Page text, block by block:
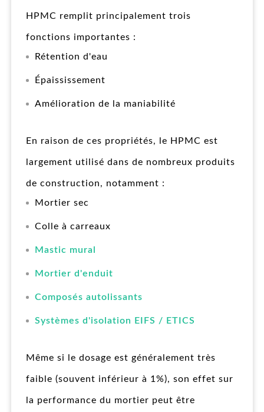
HPMC remplit principalement trois
fonctions importantes :
Rétention d'eau
Épaississement
Amélioration de la maniabilité
En raison de ces propriétés, le HPMC est
largement utilisé dans de nombreux produits
de construction, notamment :
Mortier sec
Colle à carreaux
Mastic mural
Mortier d'enduit
Composés autolissants
Systèmes d'isolation EIFS / ETICS
Même si le dosage est généralement très
faible (souvent inférieur à 1%), son effet sur
la performance du mortier peut être